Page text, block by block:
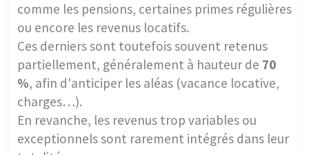
comme les pensions, certaines primes régulières
ou encore les revenus locatifs.
Ces derniers sont toutefois souvent retenus
partiellement, généralement à hauteur de 70
%, afin d'anticiper les aléas (vacance locative,
charges…).
En revanche, les revenus trop variables ou
exceptionnels sont rarement intégrés dans leur